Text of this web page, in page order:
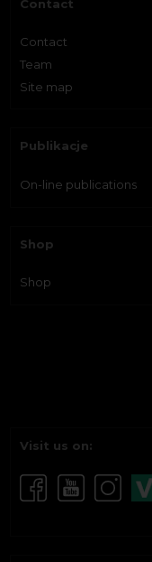
Contact
Contact
Team
Site map
Publikacje
On-line publications
Shop
Shop
Visit us on: